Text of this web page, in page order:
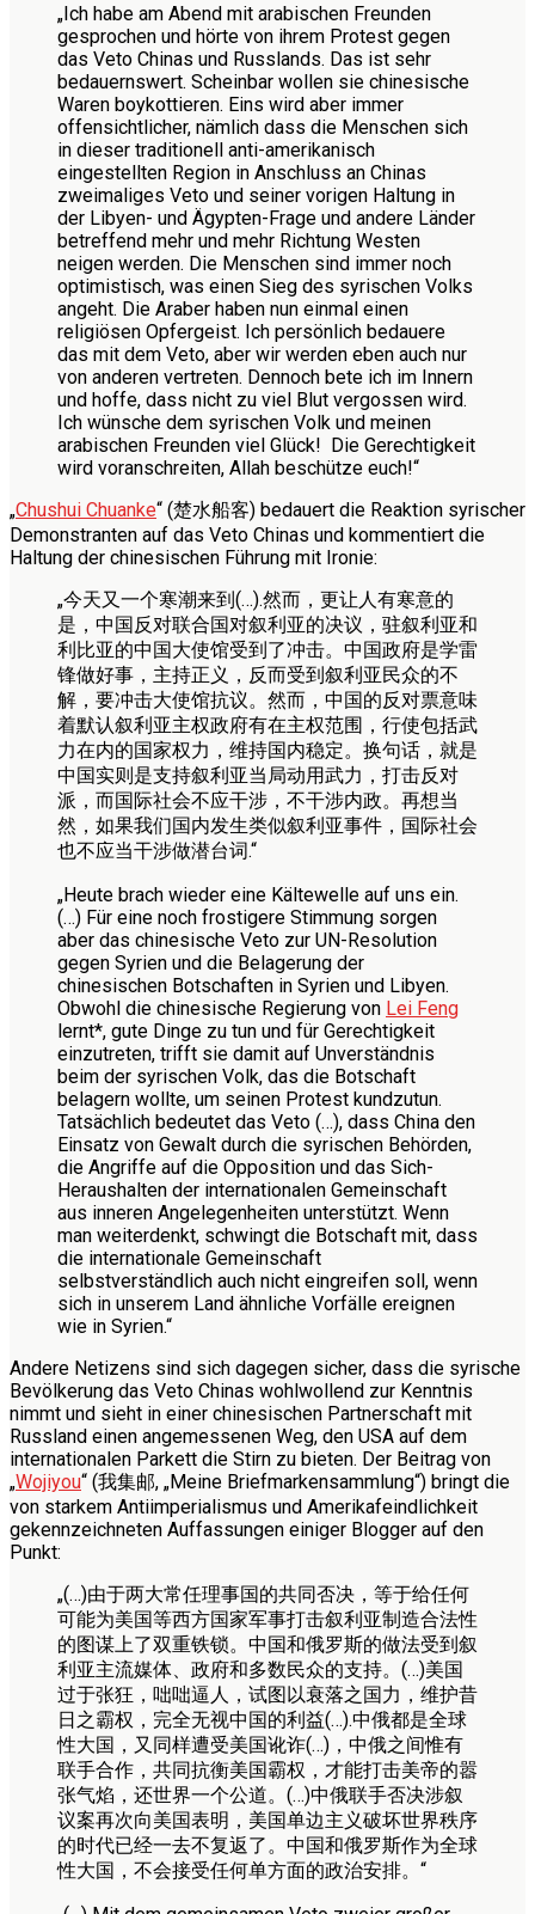
„Ich habe am Abend mit arabischen Freunden
gesprochen und hörte von ihrem Protest gegen
das Veto Chinas und Russlands. Das ist sehr
bedauernswert. Scheinbar wollen sie chinesische
Waren boykottieren. Eins wird aber immer
offensichtlicher, nämlich dass die Menschen sich
in dieser traditionell anti-amerikanisch
eingestellten Region in Anschluss an Chinas
zweimaliges Veto und seiner vorigen Haltung in
der Libyen- und Ägypten-Frage und andere Länder
betreffend mehr und mehr Richtung Westen
neigen werden. Die Menschen sind immer noch
optimistisch, was einen Sieg des syrischen Volks
angeht. Die Araber haben nun einmal einen
religiösen Opfergeist. Ich persönlich bedauere
das mit dem Veto, aber wir werden eben auch nur
von anderen vertreten. Dennoch bete ich im Innern
und hoffe, dass nicht zu viel Blut vergossen wird.
Ich wünsche dem syrischen Volk und meinen
arabischen Freunden viel Glück! Die Gerechtigkeit
wird voranschreiten, Allah beschütze euch!“
„Chushui Chuanke“ (楚水船客) bedauert die Reaktion syrischer
Demonstranten auf das Veto Chinas und kommentiert die
Haltung der chinesischen Führung mit Ironie:
„今天又一个寒潮来到(…).然而，更让人有寒意的
是，中国反对联合国对叙利亚的决议，驻叙利亚和
利比亚的中国大使馆受到了冲击。中国政府是学雷
锋做好事，主持正义，反而受到叙利亚民众的不
解，要冲击大使馆抗议。然而，中国的反对票意味
着默认叙利亚主权政府有在主权范围，行使包括武
力在内的国家权力，维持国内稳定。换句话，就是
中国实则是支持叙利亚当局动用武力，打击反对
派，而国际社会不应干涉，不干涉内政。再想当
然，如果我们国内发生类似叙利亚事件，国际社会
也不应当干涉做潜台词.“
„Heute brach wieder eine Kältewelle auf uns ein.
(…) Für eine noch frostigere Stimmung sorgen
aber das chinesische Veto zur UN-Resolution
gegen Syrien und die Belagerung der
chinesischen Botschaften in Syrien und Libyen.
Obwohl die chinesische Regierung von Lei Feng
lernt*, gute Dinge zu tun und für Gerechtigkeit
einzutreten, trifft sie damit auf Unverständnis
beim der syrischen Volk, das die Botschaft
belagern wollte, um seinen Protest kundzutun.
Tatsächlich bedeutet das Veto (…), dass China den
Einsatz von Gewalt durch die syrischen Behörden,
die Angriffe auf die Opposition und das Sich-
Heraushalten der internationalen Gemeinschaft
aus inneren Angelegenheiten unterstützt. Wenn
man weiterdenkt, schwingt die Botschaft mit, dass
die internationale Gemeinschaft
selbstverständlich auch nicht eingreifen soll, wenn
sich in unserem Land ähnliche Vorfälle ereignen
wie in Syrien.“
Andere Netizens sind sich dagegen sicher, dass die syrische
Bevölkerung das Veto Chinas wohlwollend zur Kenntnis
nimmt und sieht in einer chinesischen Partnerschaft mit
Russland einen angemessenen Weg, den USA auf dem
internationalen Parkett die Stirn zu bieten. Der Beitrag von
„Wojiyou“ (我集邮, „Meine Briefmarkensammlung“) bringt die
von starkem Antiimperialismus und Amerikafeindlichkeit
gekennzeichneten Auffassungen einiger Blogger auf den
Punkt:
„(…)由于两大常任理事国的共同否决，等于给任何
可能为美国等西方国家军事打击叙利亚制造合法性
的图谋上了双重铁锁。中国和俄罗斯的做法受到叙
利亚主流媒体、政府和多数民众的支持。(…)美国
过于张狂，咄咄逼人，试图以衰落之国力，维护昔
日之霸权，完全无视中国的利益(…).中俄都是全球
性大国，又同样遭受美国讹诈(…)，中俄之间惟有
联手合作，共同抗衡美国霸权，才能打击美帝的嚣
张气焰，还世界一个公道。(…)中俄联手否决涉叙
议案再次向美国表明，美国单边主义破坏世界秩序
的时代已经一去不复返了。中国和俄罗斯作为全球
性大国，不会接受任何单方面的政治安排。“